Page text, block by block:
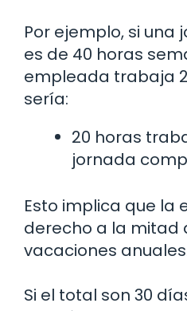
Por ejemplo, si
es de 40 horas
empleada trabaja
sería:
20 horas
jornada
Esto implica que la
derecho a la mitad
vacaciones
Si el total son 30